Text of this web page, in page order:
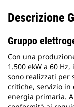
Descrizione
Gruppo
Con una
1.500 ekW a 60
sono realizzati per
critiche, servizio in
energia primaria.